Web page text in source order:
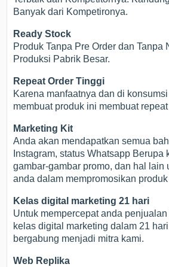
Banyak dari Kompetironya.
Ready Stock
Produk Tanpa Pre Order dan Tanpa
Produksi Pabrik Besar.
Repeat Order Tinggi
Karena manfaatnya dan di
membuat produk ini membuat
Marketing Kit
Anda akan mendapatkan semua
Instagram, status Whatsapp Berupa
gambar-gambar promo, dan hal lain
anda dalam mempromosikan
Kelas digital marketing 21 hari
Untuk mempercepat anda
kelas digital marketing dalam 21
bergabung menjadi mitra kami.
Web Replika